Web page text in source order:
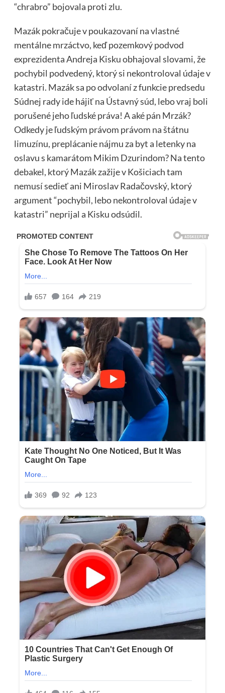
“chrabro” bojovala proti zlu.
Mazák pokračuje v poukazovaní na vlastné
mentálne mrzáctvo, keď pozemkový podvod
exprezidenta Andreja Kisku obhajoval slovami, že
pochybil podvedený, ktorý si nekontroloval údaje v
katastri. Mazák sa po odvolaní z funkcie predsedu
Súdnej rady ide hájiť na Ústavný súd, lebo vraj boli
porušené jeho ľudské práva! A aké pán Mrzák?
Odkedy je ľudským právom právom na štátnu
limuzínu, preplácanie nájmu za byt a letenky na
oslavu s kamarátom Mikim Dzurindom? Na tento
debakel, ktorý Mazák zažije v Košiciach tam
nemusí sedieť ani Miroslav Radačovský, ktorý
argument “pochybil, lebo nekontroloval údaje v
katastri” neprijal a Kisku odsúdil.